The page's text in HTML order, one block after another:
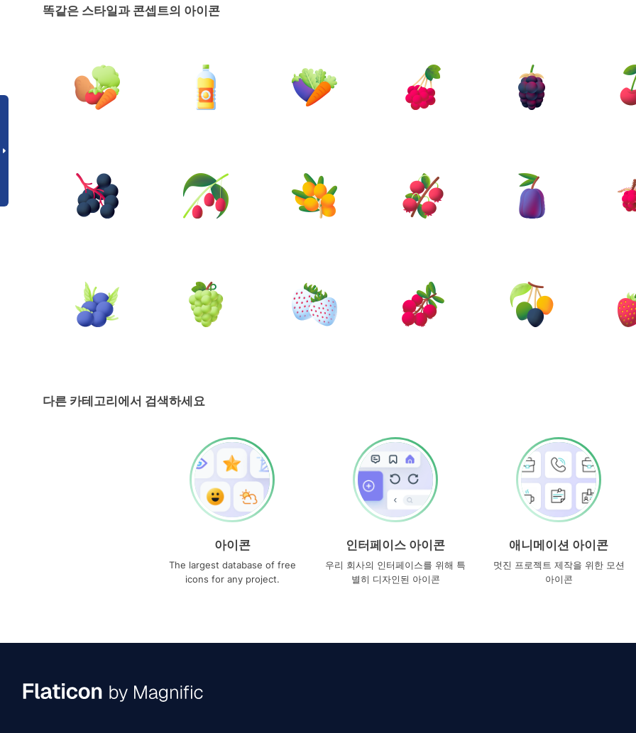
똑같은 스타일과 콘셉트의 아이콘
다른 카테고리에서 검색하세요
아이콘
The largest database of free
icons for any project.
인터페이스 아이콘
우리 회사의 인터페이스를 위해 특
별히 디자인된 아이콘
애니메이션 아이콘
멋진 프로젝트 제작을 위한 모션
아이콘